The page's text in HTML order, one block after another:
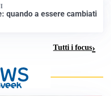
quando a essere cambiati
Tutti i focus